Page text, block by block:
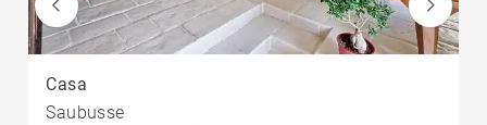
Casa
Saubusse